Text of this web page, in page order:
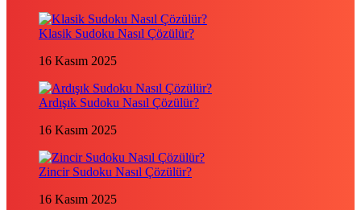
Klasik Sudoku Nasıl Çözülür?
16 Kasım 2025
Ardışık Sudoku Nasıl Çözülür?
16 Kasım 2025
Zincir Sudoku Nasıl Çözülür?
16 Kasım 2025